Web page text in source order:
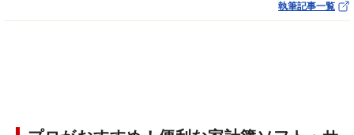
執筆記事一覧